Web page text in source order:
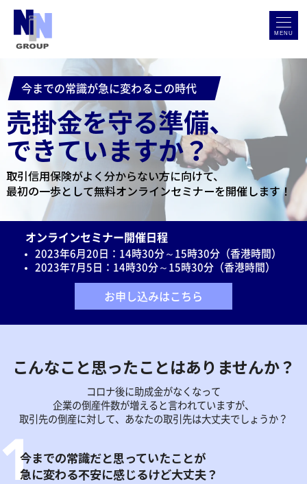
MENU
今までの常識が急に変わるこの時代
売掛金を守る準備、
できていますか？
取引信用保険がよく分からない方に向けて、
最初の一歩として無料オンラインセミナーを開催します！
オンラインセミナー開催日程
2023年6月20日：14時30分～15時30分（香港時間）
2023年7月5日：14時30分～15時30分（香港時間）
お申し込みはこちら
こんなこと思ったことはありませんか？
コロナ後に助成金がなくなって
企業の倒産件数が増えると言われていますが、
取引先の倒産に対して、あなたの取引先は大丈夫でしょうか？
今までの常識だと思っていたことが
急に変わる不安に感じるけど大丈夫？